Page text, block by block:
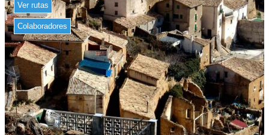
Ver rutas
Colaboradores